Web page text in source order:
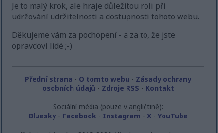
Je to malý krok, ale hraje důležitou roli při
udržování udržitelnosti a dostupnosti tohoto webu.
Děkujeme vám za pochopení - a za to, že jste
opravdoví lidé ;-)
Přední strana - O tomto webu - Zásady ochrany
osobních údajů - Zdroje RSS - Kontakt
Sociální média (pouze v angličtině):
Bluesky- Facebook - Instagram - X- YouTube